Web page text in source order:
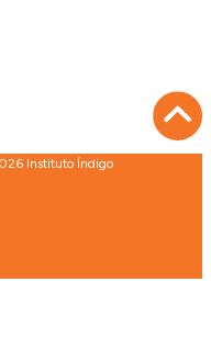
Instituto Índigo